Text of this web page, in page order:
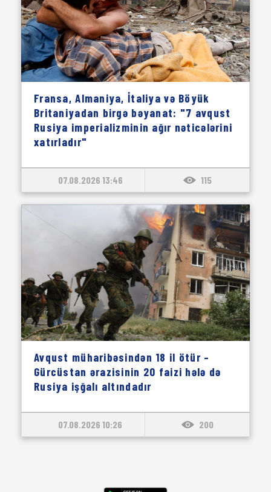
Fransa, Almaniya, İtaliya və Böyük
Britaniyadan birgə bəyanat: "7 avqust
Rusiya imperializminin ağır nəticələrini
xatırladır"
07.08.2026 13:46 115
Avqust müharibəsindən 18 il ötür –
Gürcüstan ərazisinin 20 faizi hələ də
Rusiya işğalı altındadır
07.08.2026 10:26 200